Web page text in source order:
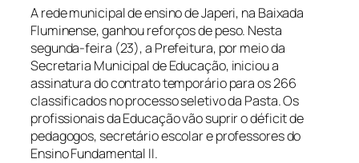
A rede municipal de ensino de Japeri, na Baixada
Fluminense, ganhou reforços de peso. Nesta
segunda-feira (23), a Prefeitura, por meio da
Secretaria Municipal de Educação, iniciou a
assinatura do contrato temporário para os 266
classificados no processo seletivo da Pasta. Os
profissionais da Educação vão suprir o déficit de
pedagogos, secretário escolar e professores do
Ensino Fundamental II.